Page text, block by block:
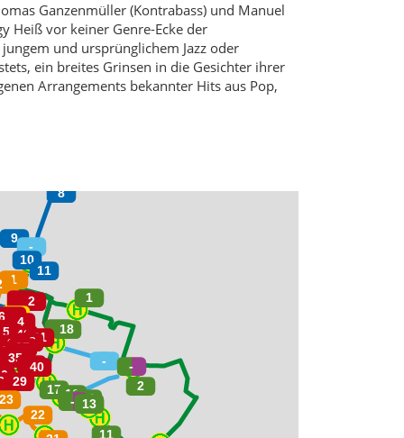
Ganzenmüller (Kontrabass) und Manuel
Heiß vor keiner Genre-Ecke der
und ursprünglichem Jazz oder
ein breites Grinsen in die Gesichter ihrer
Arrangements bekannter Hits aus Pop,